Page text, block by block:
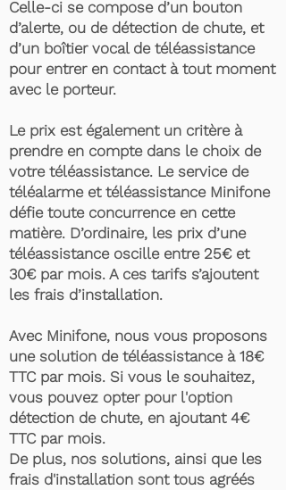
Celle-ci se compose d’un bouton
d’alerte, ou de détection de chute, et
d’un boîtier vocal de téléassistance
pour entrer en contact à tout moment
avec le porteur.
Le prix est également un critère à
prendre en compte dans le choix de
votre téléassistance. Le service de
téléalarme et téléassistance Minifone
défie toute concurrence en cette
matière. D’ordinaire, les prix d’une
téléassistance oscille entre 25€ et
30€ par mois. A ces tarifs s’ajoutent
les frais d’installation.
Avec Minifone, nous vous proposons
une solution de téléassistance à 18€
TTC par mois. Si vous le souhaitez,
vous pouvez opter pour l'option
détection de chute, en ajoutant 4€
TTC par mois.
De plus, nos solutions, ainsi que les
frais d'installation sont tous agréés